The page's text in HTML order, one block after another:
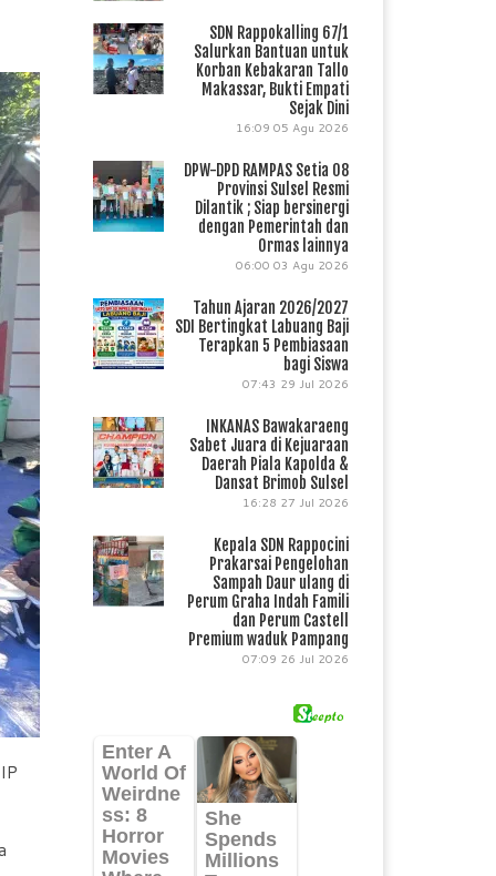
SDN Rappokalling 67/1
Salurkan Bantuan untuk
Korban Kebakaran Tallo
Makassar, Bukti Empati
Sejak Dini
16:09 05 Agu 2026
DPW-DPD RAMPAS Setia 08
Provinsi Sulsel Resmi
Dilantik ; Siap bersinergi
dengan Pemerintah dan
Ormas lainnya
06:00 03 Agu 2026
Tahun Ajaran 2026/2027
SDI Bertingkat Labuang Baji
Terapkan 5 Pembiasaan
bagi Siswa
07:43 29 Jul 2026
INKANAS Bawakaraeng
Sabet Juara di Kejuaraan
Daerah Piala Kapolda &
Dansat Brimob Sulsel
16:28 27 Jul 2026
Kepala SDN Rappocini
Prakarsai Pengelohan
Sampah Daur ulang di
Perum Graha Indah Famili
dan Perum Castell
Premium waduk Pampang
07:09 26 Jul 2026